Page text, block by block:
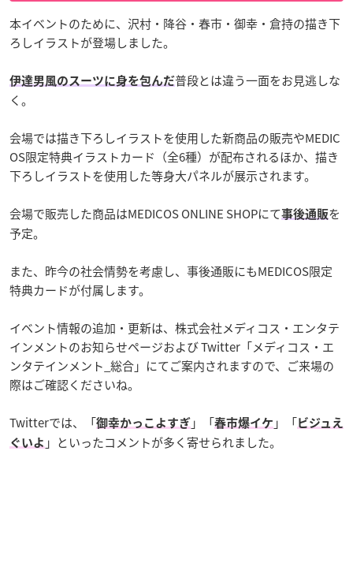
本イベントのために、沢村・降谷・春市・御幸・倉持の描き下
ろしイラストが登場しました。
伊達男風のスーツに身を包んだ普段とは違う一面をお見逃しな
く。
会場では描き下ろしイラストを使用した新商品の販売やMEDIC
OS限定特典イラストカード（全6種）が配布されるほか、描き
下ろしイラストを使用した等身大パネルが展示されます。
会場で販売した商品はMEDICOS ONLINE SHOPにて事後通販を
予定。
また、昨今の社会情勢を考慮し、事後通販にもMEDICOS限定
特典カードが付属します。
イベント情報の追加・更新は、株式会社メディコス・エンタテ
インメントのお知らせページおよび Twitter「メディコス・エ
ンタテインメント_総合」にてご案内されますので、ご来場の
際はご確認くださいね。
Twitterでは、「御幸かっこよすぎ 」「春市爆イケ 」「 ビジュえ
ぐいよ 」といったコメントが多く寄せられました。